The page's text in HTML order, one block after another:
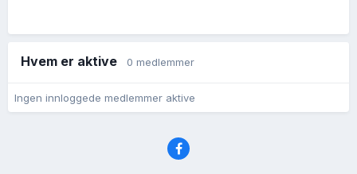
Hvem er aktive 0 medlemmer
Ingen innloggede medlemmer aktive